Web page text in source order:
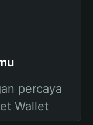
percaya
Wallet